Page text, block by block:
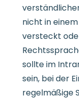
nicht in
versteckt
sollte im
sein, bei der
regelmäßige